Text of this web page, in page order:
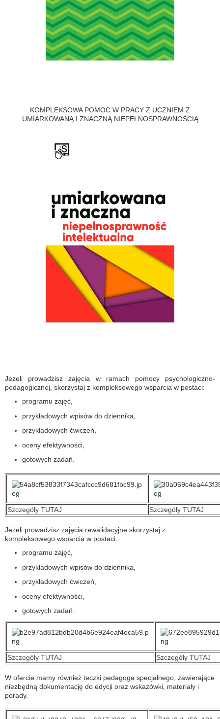
KOMPLEKSOWA POMOC W PRACY Z UCZNIEM Z
UMIARKOWANĄ I ZNACZNĄ NIEPEŁNOSPRAWNOŚCIĄ
Jeżeli prowadzisz zajęcia w ramach pomocy psychologiczno-
pedagogicznej, skorzystaj z kompleksowego wsparcia w postaci:
programu zajęć,
przykładowych wpisów do dziennika,
przykładowych ćwiczeń,
oceny efektywności,
gotowych zadań.
Szczegóły TUTAJ Szczegóły TUTAJ
Jeżeli prowadzisz zajęcia rewalidacyjne skorzystaj z
kompleksowego wsparcia w postaci:
programu zajęć,
przykładowych wpisów do dziennika,
przykładowych ćwiczeń,
oceny efektywności,
gotowych zadań.
Szczegóły TUTAJ Szczegóły TUTAJ
W ofercie mamy również teczki pedagoga specjalnego, zawierające
niezbędną dokumentację do edycji oraz wskazówki, materiały i
porady.